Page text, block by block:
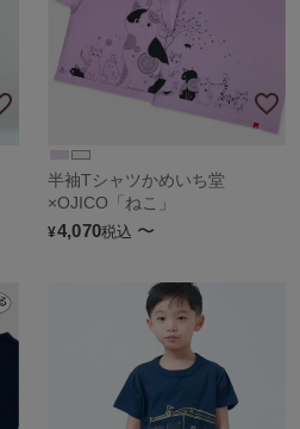
半袖Tシャツかめいち堂
×OJICO「ねこ」
¥4,070税込 〜